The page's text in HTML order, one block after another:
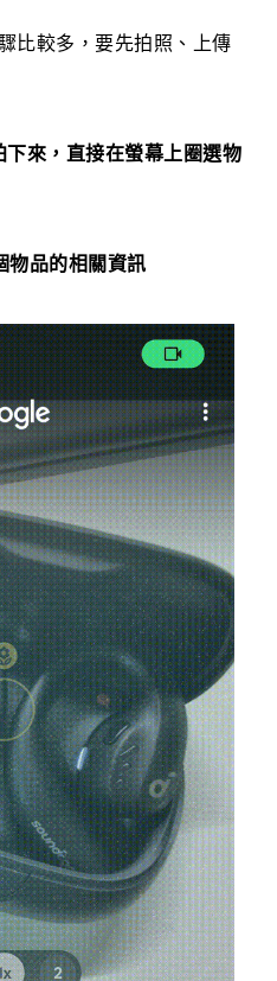
比較多，要先拍照、上傳
來，直接在螢幕上圈選物
物品的相關資訊